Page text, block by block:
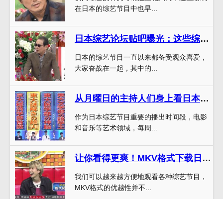
在日本的综艺节目中也早...
日本综艺论坛贴吧曝光：这些综艺节目最吸睛，不看可惜
日本的综艺节目一直以来都备受观众喜爱，
大家奋战在一起，其中的...
从月曜日的主持人们身上看日本综艺节目的不同主题和方向
作为日本综艺节目重要的播出时间段，电影
和音乐等艺术领域，每周...
让你看得更爽！MKV格式下载日本综艺节目，画质音质无压力
我们可以越来越方便地观看各种综艺节目，
MKV格式的优越性并不...